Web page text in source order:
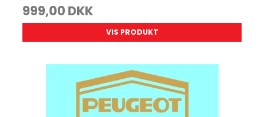
999,00 DKK
VIS PRODUKT